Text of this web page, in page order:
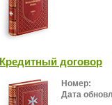
Кредитный договор
Номер:
Дата